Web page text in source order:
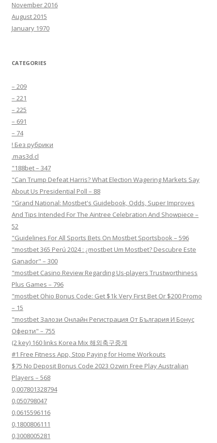
November 2016
August 2015
January 1970
CATEGORIES
– 209
– 221
– 225
– 691
– 74
! Без рубрики
.mas3d.cl
"188bet – 347
"Can Trump Defeat Harris? What Election Wagering Markets Say
About Us Presidential Poll – 88
"Grand National: Mostbet's Guidebook, Odds, Super Improves
And Tips Intended For The Aintree Celebration And Showpiece –
52
"Guidelines For All Sports Bets On Mostbet Sportsbook – 596
"mostbet 365 Perú 2024 ️: ¿mostbet Um Mostbet? Descubre Este
Ganador" – 300
"mostbet Casino Review Regarding Us-players Trustworthiness
Plus Games – 796
"mostbet Ohio Bonus Code: Get $1k Very First Bet Or $200 Promo
– 15
"mostbet Залози Онлайн Регистрация От България И Бонус
Оферти" – 755
(2 key) 160 links Korea Mix 해외축구중계
#1 Free Fitness App, Stop Paying for Home Workouts
$75 No Deposit Bonus Code 2023 Ozwin Free Play Australian
Players – 568
0,007801328794
0,050798047
0,0615596116
0,1800806111
0,3008005281